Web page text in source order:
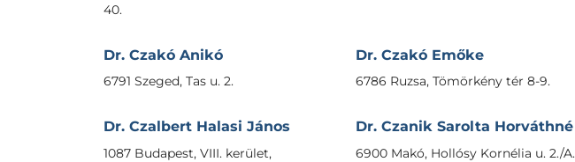
40.
Dr. Czakó Anikó
6791 Szeged, Tas u. 2.
Dr. Czakó Emőke
6786 Ruzsa, Tömörkény tér 8-9.
Dr. Czalbert Halasi János
1087 Budapest, VIII. kerület,
Dr. Czanik Sarolta Horváthné
6900 Makó, Hollósy Kornélia u. 2./A.